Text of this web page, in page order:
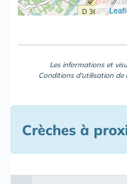
Les informations et
Conditions d'utilisation de
Crèches à